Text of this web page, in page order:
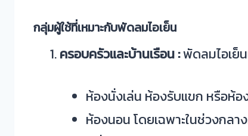
กลุ่มผู้ใช้ที่เหมาะกับพัดลมไอเย็น
ครอบครัวและบ้านเรือน :พัดลมไอเย็
ห้องนั่งเล่น ห้องรับแขก หรือห้อ
ห้องนอน โดยเฉพาะในช่วงกล